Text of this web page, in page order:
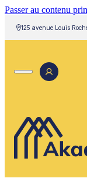
Passer au contenu
125 avenue Louis